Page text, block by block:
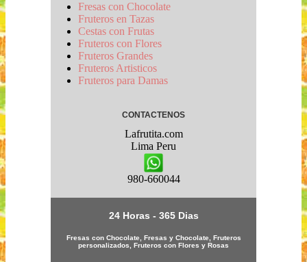
Fresas con Chocolate
Fruteros en Tazas
Cestas con Frutas
Fruteros con Flores
Fruteros Grandes
Fruteros Artisticos
Fruteros para Damas
CONTACTENOS
Lafrutita.com
Lima Peru
980-660044
24 Horas - 365 Dias
Fresas con Chocolate, Fresas y Chocolate, Fruteros
personalizados, Fruteros con Flores y Rosas